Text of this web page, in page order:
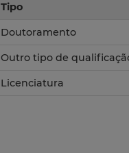
Tipo
Doutoramento
Outro tipo de
Licenciatura